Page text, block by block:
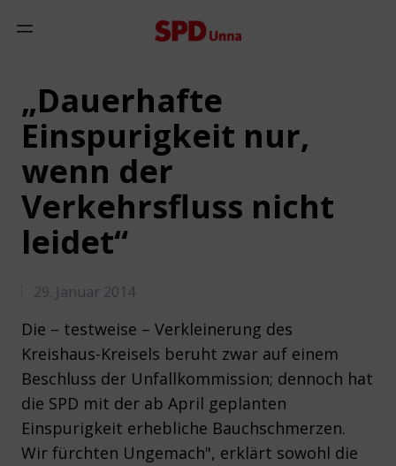
Mobiles Menü anzeigen
„Dauerhafte
Einspurigkeit nur,
wenn der
Verkehrsfluss nicht
leidet“
29. Januar 2014
Die – testweise – Verkleinerung des
Kreishaus-Kreisels beruht zwar auf einem
Beschluss der Unfallkommission; dennoch hat
die SPD mit der ab April geplanten
Einspurigkeit erhebliche Bauchschmerzen.
Wir fürchten Ungemach", erklärt sowohl die